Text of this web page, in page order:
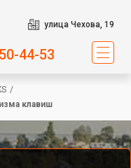
улица Чехова, 19
44-53
/
клавиш